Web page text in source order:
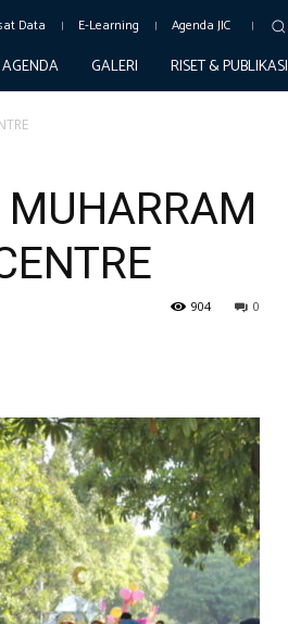
Data E-Learning Agenda JIC
AGENDA GALERI RISET & PUBLIKASI
0
904